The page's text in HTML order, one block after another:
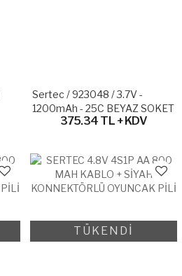
Sertec / 923048 / 3.7V -
1200mAh - 25C BEYAZ SOKET
375.34 TL + KDV
TÜKENDİ